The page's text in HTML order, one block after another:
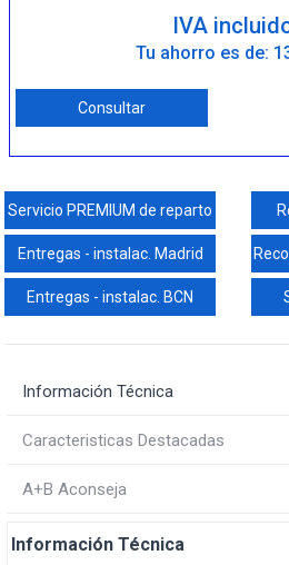
IVA
Tu ahorro es de:
Consultar
Servicio PREMIUM de reparto
Entregas - instalac. Madrid
Entregas - instalac. BCN
Información Técnica
Caracteristicas Destacadas
A+B Aconseja
Información Técnica